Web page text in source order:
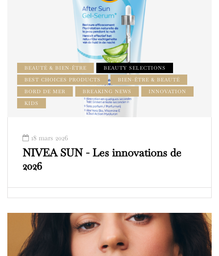
BEAUTÉ & BIEN-ÊTRE
BEAUTY SELECTIONS
BEST CHOICES PRODUCTS
BIEN-ÊTRE & BEAUTÉ
BORD DE MER
BREAKING NEWS
INNOVATION
KIDS
18 mars 2026
NIVEA SUN - Les innovations de
2026